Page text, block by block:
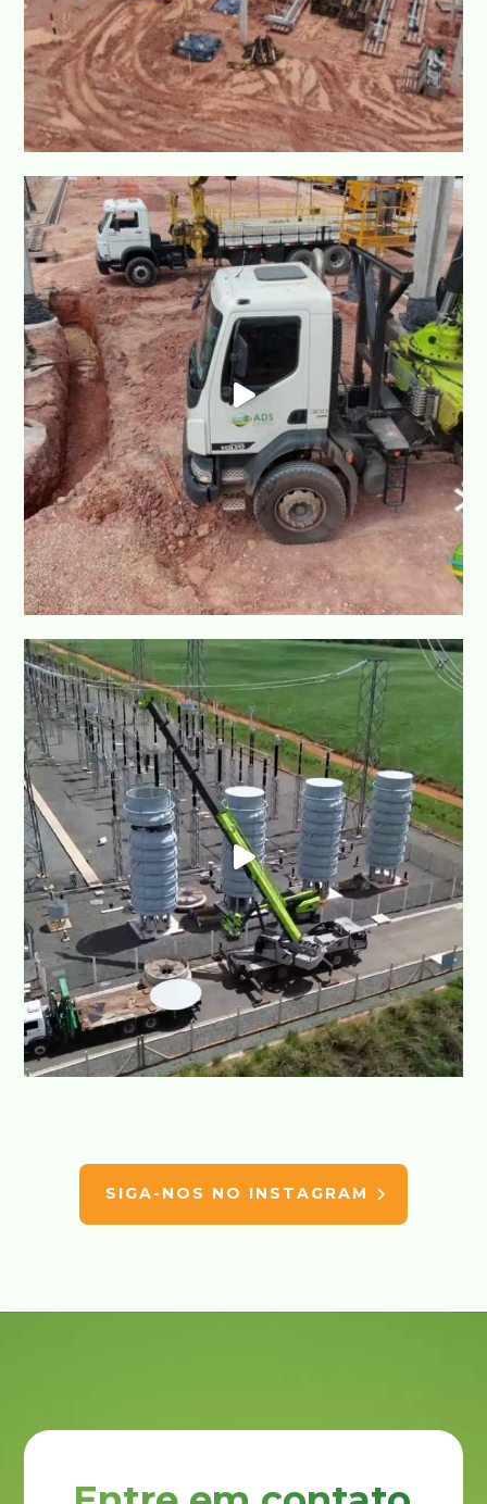
SIGA-NOS NO INSTAGRAM